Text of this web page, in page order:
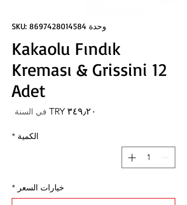
وحدة SKU: 8697428014584
Kakaolu Fındık
Kreması & Grissini 12
Adet
السعر
في السنة
الكمية *
خيارات السعر *